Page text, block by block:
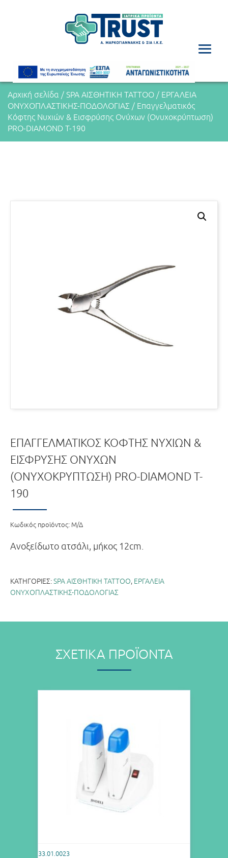
Αρχική σελίδα / SPA ΑΙΣΘΗΤΙΚΗ TATΤOO / ΕΡΓΑΛΕΙΑ
ΟΝΥΧΟΠΛΑΣΤΙΚΗΣ-ΠΟΔΟΛΟΓΙΑΣ / Επαγγελματικός
Κόφτης Νυχιών & Εισφρύσης Ονύχων (Ονυχοκρύπτωση)
PRO-DIAMOND T-190
ΕΠΑΓΓΕΛΜΑΤΙΚΌΣ ΚΌΦΤΗΣ ΝΥΧΙΏΝ &
ΕΙΣΦΡΎΣΗΣ ΟΝΎΧΩΝ
(ΟΝΥΧΟΚΡΎΠΤΩΣΗ) PRO-DIAMOND T-
190
Κωδικός προϊόντος: Μ/Δ
Ανοξείδωτο ατσάλι, μήκος 12cm.
ΚΑΤΗΓΟΡΊΕΣ:SPA ΑΙΣΘΗΤΙΚΗ TATΤOO, ΕΡΓΑΛΕΙΑ
ΟΝΥΧΟΠΛΑΣΤΙΚΗΣ-ΠΟΔΟΛΟΓΙΑΣ
ΣΧΕΤΙΚΆ ΠΡΟΪΌΝΤΑ
33.01.0023